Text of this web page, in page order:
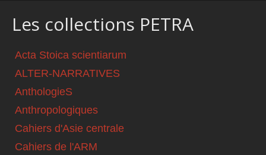
Les collections PETRA
Acta Stoica scientiarum
ALTER-NARRATIVES
AnthologieS
Anthropologiques
Cahiers d'Asie centrale
Cahiers de l'ARM